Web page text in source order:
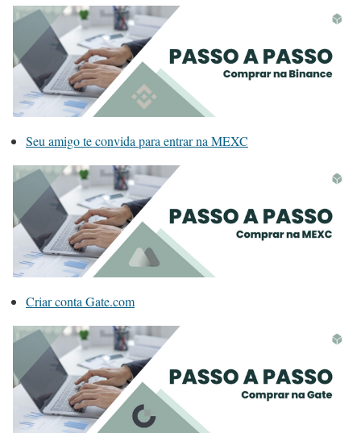
Seu amigo te convida para entrar na MEXC
Criar conta Gate.com